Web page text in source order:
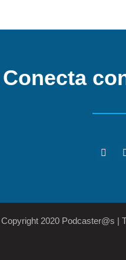
Conecta
Copyright 2020 Podcaster@s |